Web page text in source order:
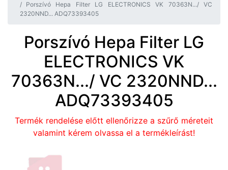
Porszívó Hepa Filter LG ELECTRONICS VK 70363N.../ VC
2320NND... ADQ73393405
Porszívó Hepa Filter LG
ELECTRONICS VK
70363N.../ VC 2320NND...
ADQ73393405
Termék rendelése előtt ellenőrizze a szűrő méreteit
valamint kérem olvassa el a termékleírást!